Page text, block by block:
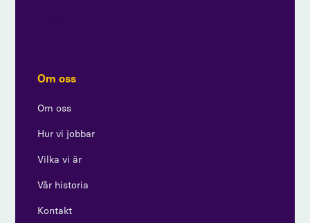
Om oss
Om oss
Hur vi jobbar
Vilka vi är
Vår historia
Kontakt